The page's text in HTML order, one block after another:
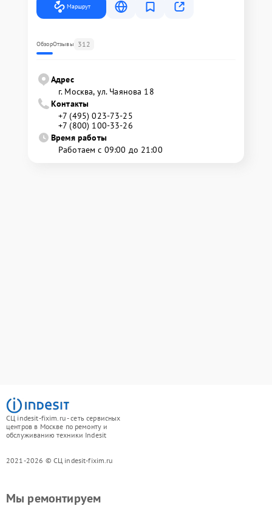
Маршрут
ОбзорОтзывы 312
Адрес
г. Москва, ул. Чаянова 18
Контакты
+7 (495) 023-73-25
+7 (800) 100-33-26
Время работы
Работаем с 09:00 до 21:00
СЦ indesit-fixim.ru - сеть сервисных
центров в Москве по ремонту и
обслуживанию техники Indesit
2021-2026 © СЦ indesit-fixim.ru
Мы ремонтируем